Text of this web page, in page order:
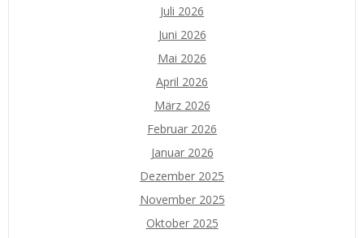
Juli 2026
Juni 2026
Mai 2026
April 2026
März 2026
Februar 2026
Januar 2026
Dezember 2025
November 2025
Oktober 2025